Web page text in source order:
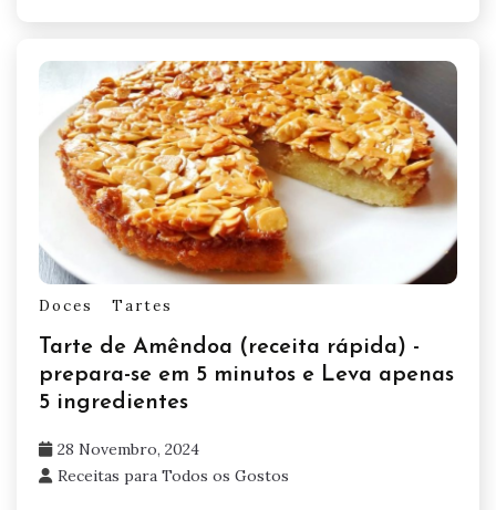
Doces Tartes
Tarte de Amêndoa (receita rápida) -
prepara-se em 5 minutos e Leva apenas
5 ingredientes
28 Novembro, 2024
Receitas para Todos os Gostos